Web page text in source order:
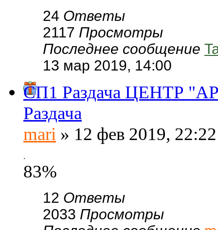
24 Ответы
2117 Просмотры
Последнее сообщение
13 мар 2019, 14:00
СП1 Раздача ЦЕНТР
Раздача
mari » 12 фев 2019, 22:22
.
83%
12 Ответы
2033 Просмотры